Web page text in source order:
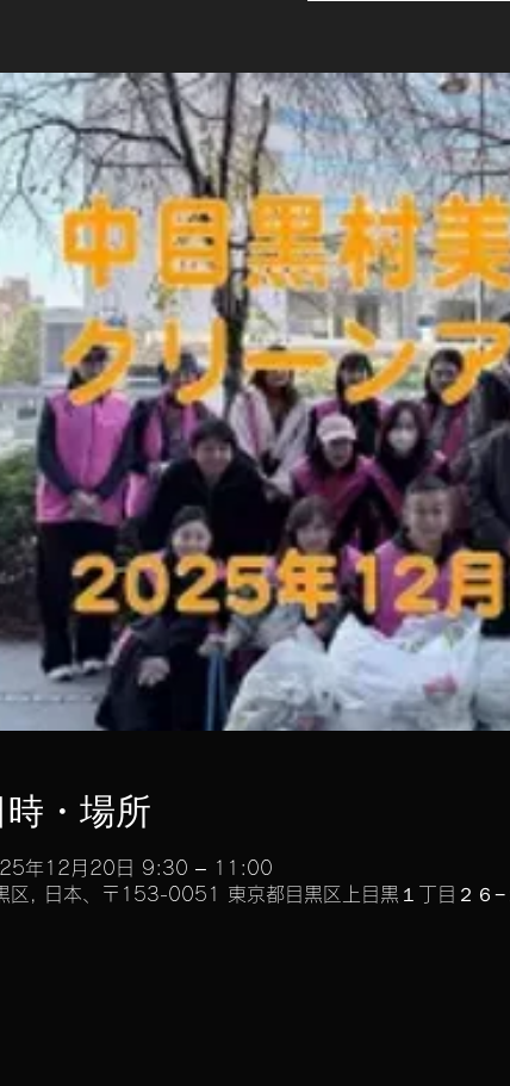
時・場所
年12月20日 9:30 – 11:00
区, 日本、〒153-0051 東京都目黒区上目黒１丁目２６−